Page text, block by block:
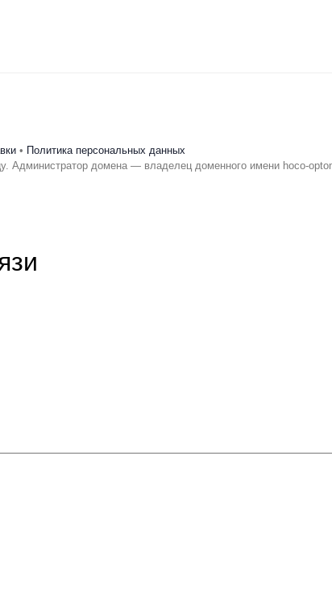
• Политика персональных данных
Администратор домена — владелец доменного имени hoco-